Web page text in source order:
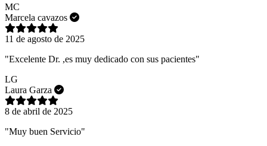
MC
Marcela cavazos
11 de agosto de 2025
"Excelente Dr. ,es muy dedicado con sus pacientes"
LG
Laura Garza
8 de abril de 2025
"Muy buen Servicio"